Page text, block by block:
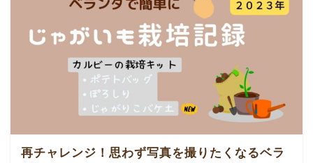
再チャレンジ！思わず写真を撮りたくなるベラ